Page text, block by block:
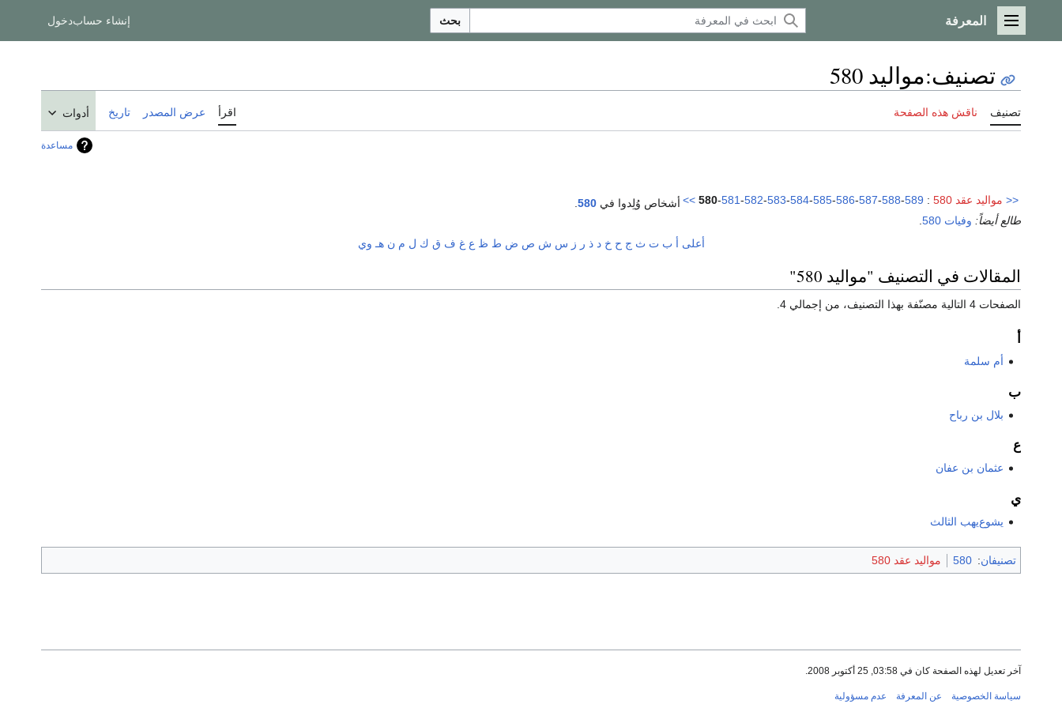
القائمة الرئيسية
المعرفة بحث إنشاء حسابدخول
تصنيف:مواليد 580
تصنيف ناقش هذه الصفحة اقرأ عرض المصدر تاريخ أدوات
مساعدة
<< مواليد عقد 580 :
580-581-582-583-584-585-586-587-588-589
>> أشخاص وُلِدوا في 580
طالع أيضاً: وفيات 580
أعلى أ ب ت ث ج ح خ د ذ ر ز س ش ص ض ط ظ ع غ ف ق ك ل م ن هـ وي
المقالات في التصنيف "مواليد 580"
الصفحات 4 التالية مصنّفة بهذا التصنيف، من إجمالي 4.
أم سلمة
ب
بلال بن رباح
ع
عثمان بن عفان
ي
يشوع‌يهب الثالث
تصنيفان:
580 مواليد عقد 580
آخر تعديل لهذه الصفحة كان في 03:58, 25 أكتوبر 2008.
سياسة الخصوصية عن المعرفة عدم مسؤولية